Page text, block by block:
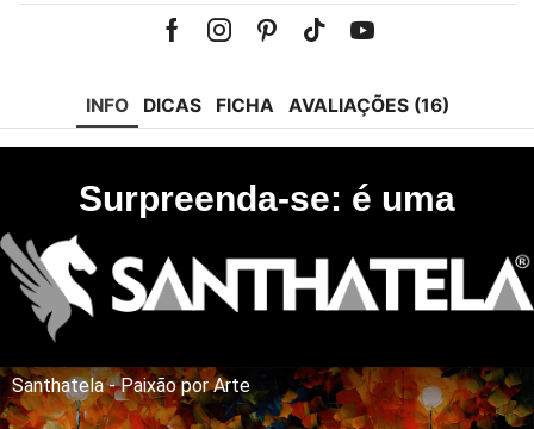
Facebook
Instagram
Pinterest
Tik-Youtube
INFO DICAS FICHA AVALIAÇÕES (16)
Surpreenda-se: é uma
Santhatela - Paixão por Arte